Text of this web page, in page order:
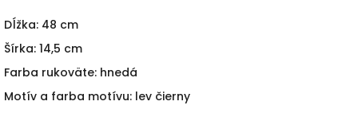
Dĺžka: 48 cm
Šírka: 14,5 cm
Farba rukoväte: hnedá
Motív a farba motívu: lev čierny